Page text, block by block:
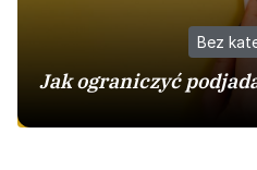
Bez
Jak ograniczyć